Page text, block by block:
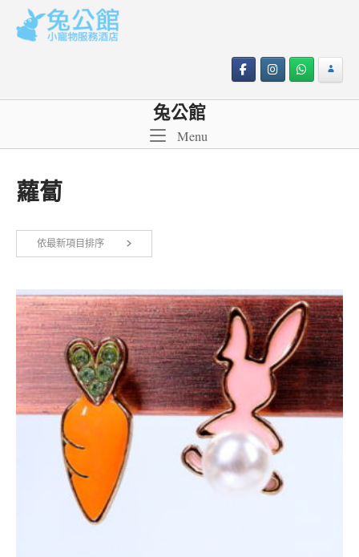
content
兔公館
MenuMenu
蘿蔔
依最新項目排序
目
排
序